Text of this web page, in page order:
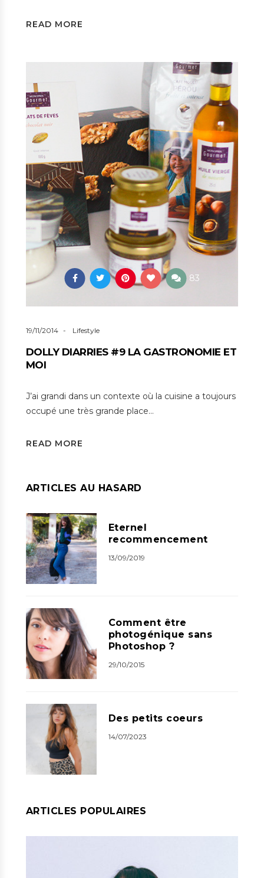
READ MORE
83
19/11/2014 Lifestyle
DOLLY DIARRIES #9 LA GASTRONOMIE ET
MOI
J’ai grandi dans un contexte où la cuisine a toujours
occupé une très grande place…
READ MORE
ARTICLES AU HASARD
Eternel
recommencement
13/09/2019
Comment être
photogénique sans
Photoshop ?
29/10/2015
Des petits coeurs
14/07/2023
ARTICLES POPULAIRES